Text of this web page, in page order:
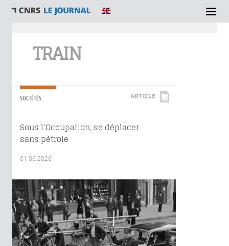
TRAIN
SOCIÉTÉS ARTICLE
Sous l’Occupation, se déplacer
sans pétrole
01.06.2026